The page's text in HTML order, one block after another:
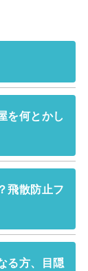
を何とかし
飛散防止フ
る方、目隠